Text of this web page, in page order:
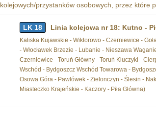
kolejowych/przystanków osobowych, przez które
LK 18 Linia kolejowa nr 18: Kutno -
Kaliska Kujawskie - Wiktorowo - Czerniewice -
- Włocławek Brzezie - Lubanie - Nieszawa
Czerniewice - Toruń Główny - Toruń Kluczyki -
Wschód - Bydgoszcz Wschód Towarowa -
Osowa Góra - Pawłówek - Zielonczyn - Ślesin -
Miasteczko Krajeńskie - Kaczory - Piła Główna)